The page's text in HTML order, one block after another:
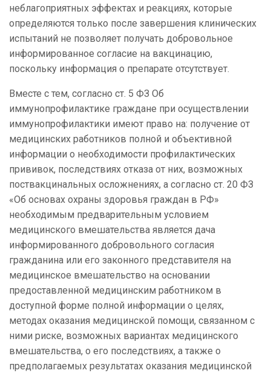
неблагоприятных эффектах и реакциях, которые
определяются только после завершения клинических
испытаний не позволяет получать добровольное
информированное согласие на вакцинацию,
поскольку информация о препарате отсутствует.
Вместе с тем, согласно ст. 5 ФЗ Об
иммунопрофилактике граждане при осуществлении
иммунопрофилактики имеют право на: получение от
медицинских работников полной и объективной
информации о необходимости профилактических
прививок, последствиях отказа от них, возможных
поствакцинальных осложнениях, а согласно ст. 20 ФЗ
«Об основах охраны здоровья граждан в РФ»
необходимым предварительным условием
медицинского вмешательства является дача
информированного добровольного согласия
гражданина или его законного представителя на
медицинское вмешательство на основании
предоставленной медицинским работником в
доступной форме полной информации о целях,
методах оказания медицинской помощи, связанном с
ними риске, возможных вариантах медицинского
вмешательства, о его последствиях, а также о
предполагаемых результатах оказания медицинской